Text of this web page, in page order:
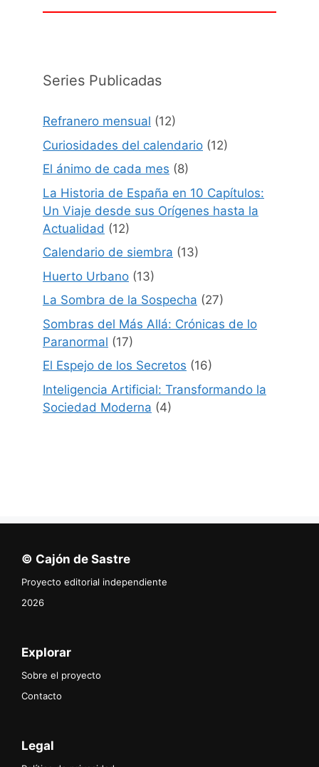
Series Publicadas
Refranero mensual (12)
Curiosidades del calendario (12)
El ánimo de cada mes (8)
La Historia de España en 10 Capítulos:
Un Viaje desde sus Orígenes hasta la
Actualidad (12)
Calendario de siembra (13)
Huerto Urbano (13)
La Sombra de la Sospecha (27)
Sombras del Más Allá: Crónicas de lo
Paranormal (17)
El Espejo de los Secretos (16)
Inteligencia Artificial: Transformando la
Sociedad Moderna (4)
© Cajón de Sastre
Proyecto editorial independiente
2026
Explorar
Sobre el proyecto
Contacto
Legal